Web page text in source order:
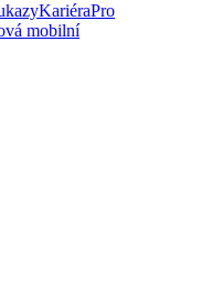
KariéraPro
mobilní